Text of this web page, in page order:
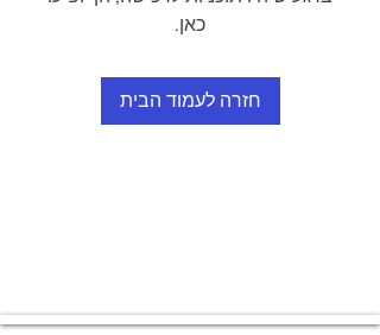
כאן.
חזרה לעמוד הבית